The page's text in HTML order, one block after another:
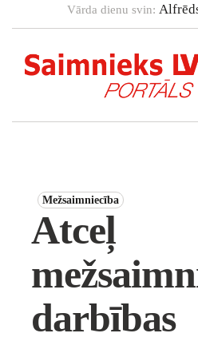
Vārda dienu svin:
Mežsaimniecība
Atceļ
darbības